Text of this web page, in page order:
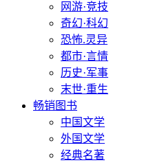
网游·竞技
奇幻·科幻
恐怖.灵异
都市·言情
历史·军事
末世·重生
畅销图书
中国文学
外国文学
经典名著